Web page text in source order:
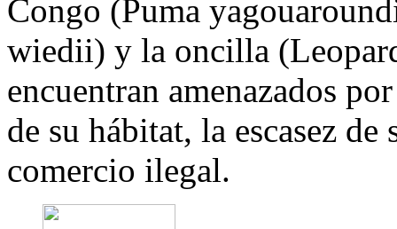
Congo (Puma
wiedii) y la oncilla
encuentran amenazados
de su hábitat, la escasez
comercio ilegal.